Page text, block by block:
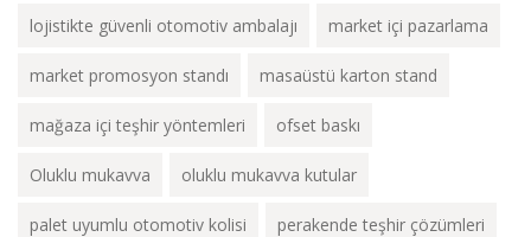
lojistikte güvenli otomotiv ambalajı market içi pazarlama
market promosyon standı masaüstü karton stand
mağaza içi teşhir yöntemleri ofset baskı
Oluklu mukavva oluklu mukavva kutular
palet uyumlu otomotiv kolisi perakende teşhir çözümleri